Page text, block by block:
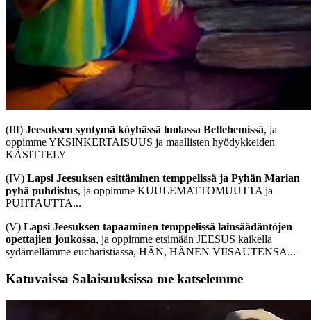
(III) Jeesuksen syntymä köyhässä luolassa Betlehemissä, ja
oppimme YKSINKERTAISUUS ja maallisten hyödykkeiden
KÄSITTELY
(IV) Lapsi Jeesuksen esittäminen temppelissä ja Pyhän Marian
pyhä puhdistus, ja oppimme KUULEMATTOMUUTTA ja
PUHTAUTTA...
(V) Lapsi Jeesuksen tapaaminen temppelissä lainsäädäntöjen
opettajien joukossa, ja oppimme etsimään JEESUS kaikella
sydämellämme eucharistiassa, HÄN, HÄNEN VIISAUTENSA...
Katuvaissa Salaisuuksissa me katselemme